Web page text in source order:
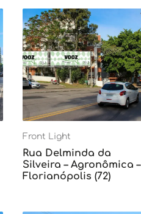
Front Light
Rua Delminda da
Silveira – Agronômica –
Florianópolis (72)